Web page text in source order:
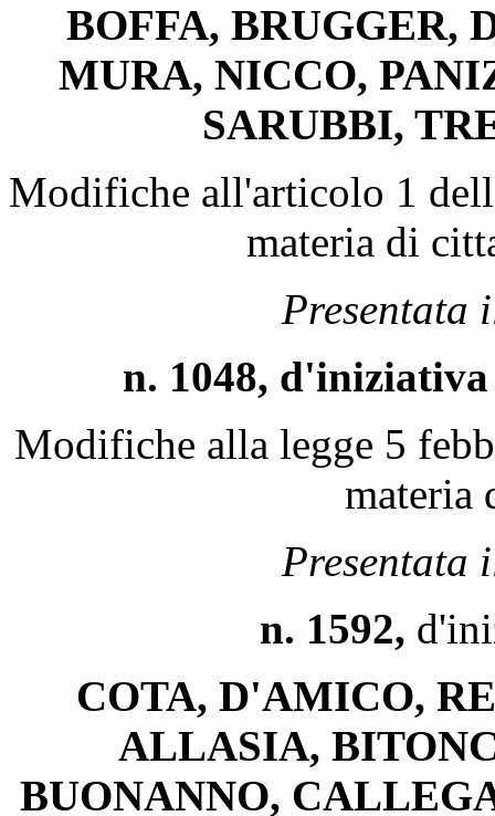
BOFFA, BRUGGER,
MURA, NICCO,
SARUBBI,
Modifiche all'articolo 1
materia di
Presentata
n. 1048,
Modifiche alla legge 5
materia
Presentata
n. 1592,
COTA, D'AMICO,
ALLASIA,
BUONANNO,